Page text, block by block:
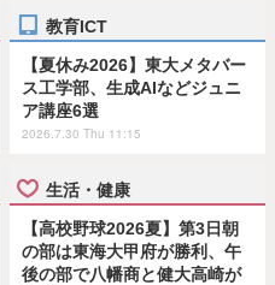
教育ICT
【夏休み2026】東大メタバー
ス工学部、生成AIなどジュニ
ア講座6選
2026.7.30 Thu 11:15
生活・健康
【高校野球2026夏】第3日朝
の部は東海大甲府が勝利、午
後の部で八幡商と健大高崎が